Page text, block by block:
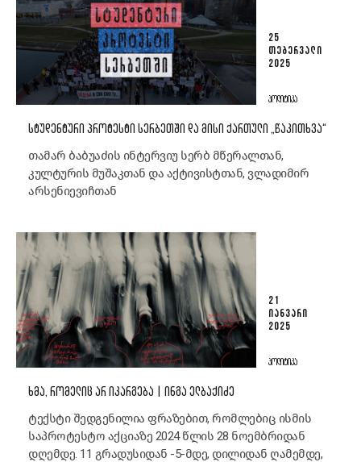
25
ᲗᲔᲑᲔᲠᲕᲐᲚᲘ
2025
ᲞᲝᲚᲘᲢᲘᲙᲐ
ᲡᲢᲣᲓᲔᲜᲢᲣᲠᲘ ᲞᲠᲝᲢᲔᲡᲢᲘ ᲡᲔᲠᲑᲔᲗᲨᲘ ᲓᲐ ᲛᲘᲡᲘ ᲥᲐᲠᲗᲣᲚᲘ „ᲬᲐᲙᲘᲗᲮᲕᲐ“
თამარ ბაბუაძის ინტერვიუ სერბ მწერალთან,
კულტურის მუშაკთან და აქტივისტთან, ვლადიმირ
არსენიევიჩთან
21
ᲘᲐᲜᲕᲐᲠᲘ
2025
ᲞᲝᲚᲘᲢᲘᲙᲐ
ᲮᲛᲐ, ᲠᲝᲛᲔᲚᲘᲪ ᲐᲠ ᲘᲙᲐᲠᲒᲔᲑᲐ | ᲘᲜᲒᲐ ᲔᲚᲑᲐᲥᲘᲫᲔ
ტექსტი შედგენილია ფრაზებით, რომლებიც ისმის
საპროტესტო აქციაზე 2024 წლის 28 ნოემბრიდან
დღემდე. 11 გრადუსიდან -5-მდე, დილიდან ღამემდე,